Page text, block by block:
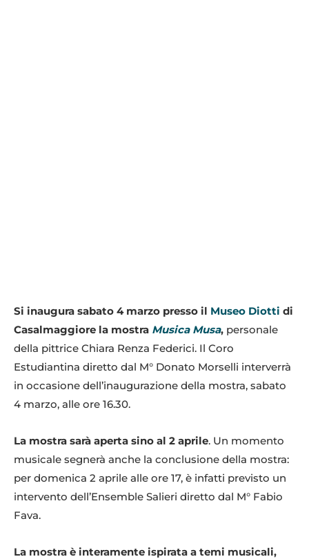
Si inaugura sabato 4 marzo presso il Museo Diotti di
Casalmaggiore la mostra Musica Musa, personale
della pittrice Chiara Renza Federici. Il Coro
Estudiantina diretto dal M° Donato Morselli interverrà
in occasione dell’inaugurazione della mostra, sabato
4 marzo, alle ore 16.30.
La mostra sarà aperta sino al 2 aprile. Un momento
musicale segnerà anche la conclusione della mostra:
per domenica 2 aprile alle ore 17, è infatti previsto un
intervento dell’Ensemble Salieri diretto dal M° Fabio
Fava.
La mostra è interamente ispirata a temi musicali,